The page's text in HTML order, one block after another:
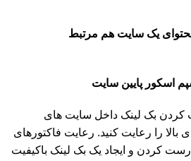
محتوای یک سایت هم مرتبط
اسکور پایین سایت
کردن بک لینک داخل سایت های
بالا را رعایت کنید. رعایت فاکتورهای
کردن و ایجاد یک بک لینک باکیفیت